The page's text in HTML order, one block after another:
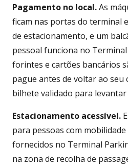
Pagamento no local.As
ficam nas portas do terminal
de estacionamento, e um
pessoal funciona no
forintes e cartões bancários
pague antes de voltar ao seu
bilhete validado para
Estacionamento acessível.
para pessoas com
fornecidos no Terminal
na zona de recolha de